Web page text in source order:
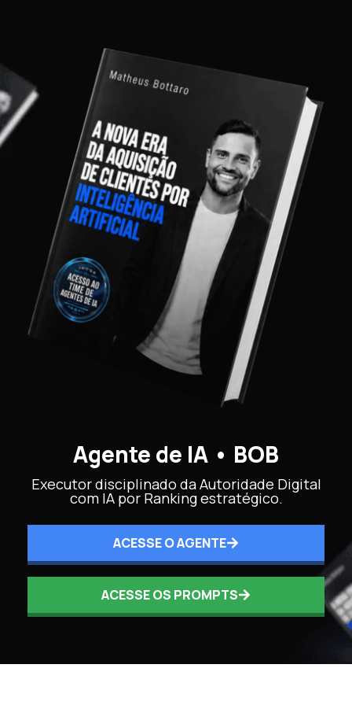
Agente de IA • BOB
Executor disciplinado da Autoridade Digital
com IA por Ranking estratégico.
ACESSE O AGENTE
ACESSE OS PROMPTS